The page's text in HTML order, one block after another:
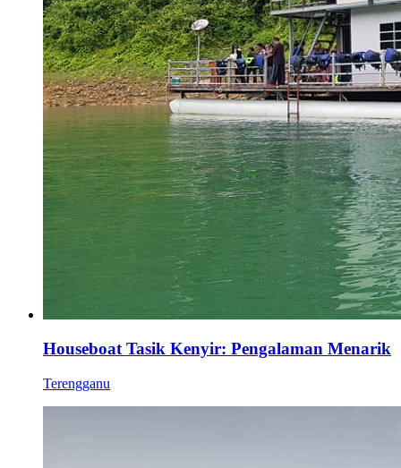
Houseboat Tasik Kenyir: Pengalaman Menarik
Terengganu